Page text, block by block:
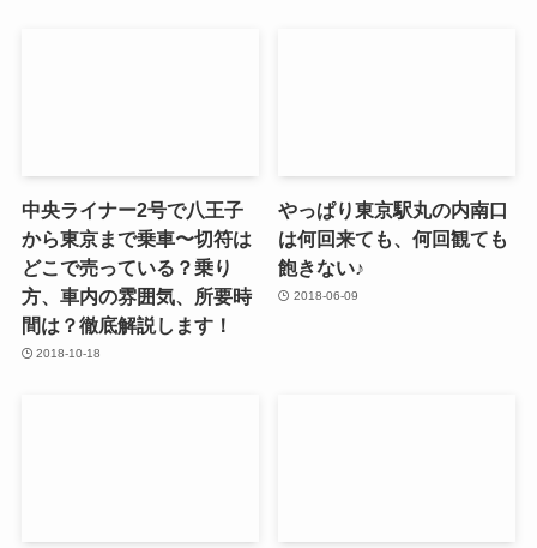
中央ライナー2号で八王子
から東京まで乗車〜切符は
どこで売っている？乗り
方、車内の雰囲気、所要時
間は？徹底解説します！
2018-10-18
やっぱり東京駅丸の内南口
は何回来ても、何回観ても
飽きない♪
2018-06-09